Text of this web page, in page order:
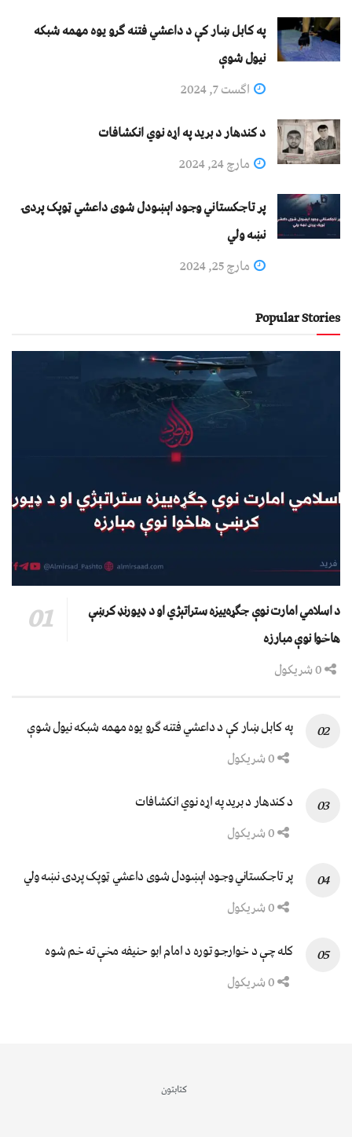
په کابل ښار کې د داعشي فتنه ګرو يوه مهمه شبکه
نيول شوې
اگست 7, 2024
د کندهار د برید په اړه نوي انکشافات
مارچ 24, 2024
پر تاجکستاني وجود اېښودل شوی داعشي ټوپک پردۍ
نښه ولي
مارچ 25, 2024
Popular Stories
د اسلامي امارت نوې جګړه‌ییزه ستراتېژي او د ډیورنډ کرښې
هاخوا نوې مبارزه
په کابل ښار کې د داعشي فتنه ګرو يوه مهمه شبکه نيول شوې
د کندهار د برید په اړه نوي انکشافات
پر تاجکستاني وجود اېښودل شوی داعشي ټوپک پردۍ نښه ولي
کله چې د خوارجو توره د امام ابو حنیفه مخې ته خم شوه
کتابتون